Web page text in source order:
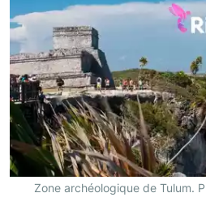
Zone archéologique de Tulum.